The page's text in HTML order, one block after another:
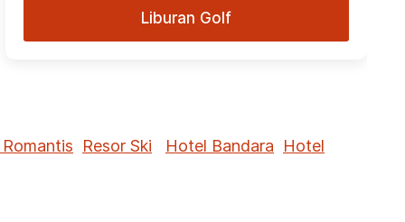
Liburan Golf
Resor Ski Hotel Bandara Hotel